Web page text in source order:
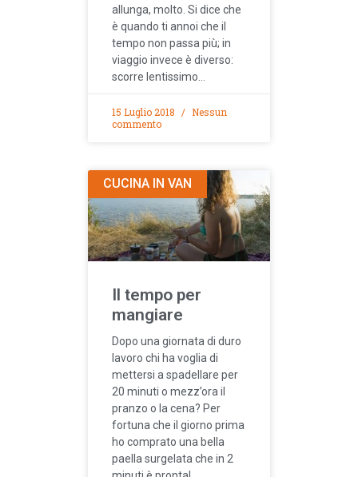
allunga, molto. Si dice che
è quando ti annoi che il
tempo non passa più; in
viaggio invece è diverso:
scorre lentissimo…
15 Luglio 2018
Nessun
commento
CUCINA IN VAN
Il tempo per
mangiare
Dopo una giornata di duro
lavoro chi ha voglia di
mettersi a spadellare per
20 minuti o mezz’ora il
pranzo o la cena? Per
fortuna che il giorno prima
ho comprato una bella
paella surgelata che in 2